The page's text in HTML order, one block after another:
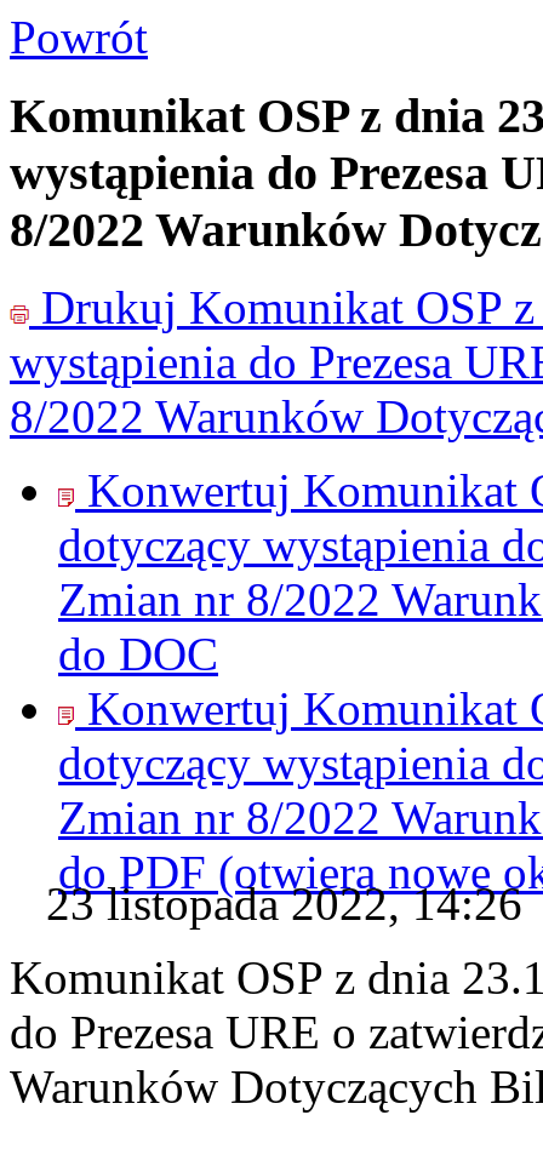
Powrót
Komunikat OSP z dnia
wystąpienia do Prezesa
8/2022 Warunków
Drukuj Komunikat OSP
wystąpienia do Prezesa
8/2022 Warunków
Konwertuj Komunikat
dotyczący wystąpienia
Zmian nr 8/2022
do DOC
Konwertuj Komunikat
dotyczący wystąpienia
Zmian nr 8/2022
do PDF (otwiera nowe
23 listopada 2022, 14:26
Komunikat OSP z dnia
do Prezesa URE o
Warunków Dotyczących